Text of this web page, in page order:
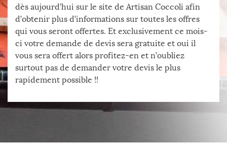
dès aujourd’hui sur le site de Artisan Coccoli afin
d’obtenir plus d’informations sur toutes les offres
qui vous seront offertes. Et exclusivement ce mois-
ci votre demande de devis sera gratuite et oui il
vous sera offert alors profitez-en et n’oubliez
surtout pas de demander votre devis le plus
rapidement possible !!